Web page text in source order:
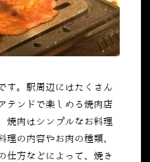
す。駅周辺にはたくさん
テンドで楽しめる焼肉店
焼肉はシンプルなお料理
理の内容やお肉の種類、
仕方などによって、焼き